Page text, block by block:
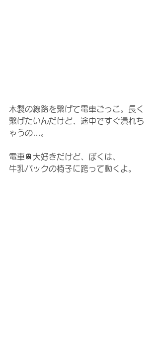
木製の線路を繋げて電車ごっこ。長く
繋げたいんだけど、途中ですぐ潰れち
ゃうの…。
電車🚆大好きだけど、ぼくは、
牛乳パックの椅子に跨って動くよ。